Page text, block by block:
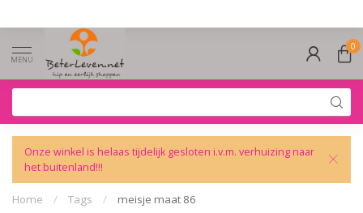
MENU
0
Onze winkel is helaas tijdelijk gesloten i.v.m. verhuizing naar
het buitenland!!!
Home / Tags / meisje maat 86